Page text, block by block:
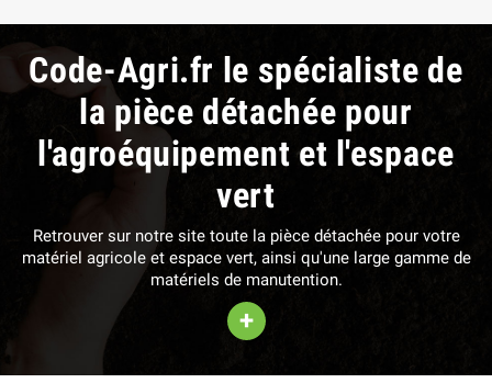
Code-Agri.fr le spécialiste de
la pièce détachée pour
l'agroéquipement et l'espace
vert
Retrouver sur notre site toute la pièce détachée pour votre
matériel agricole et espace vert, ainsi qu'une large gamme de
matériels de manutention.
+